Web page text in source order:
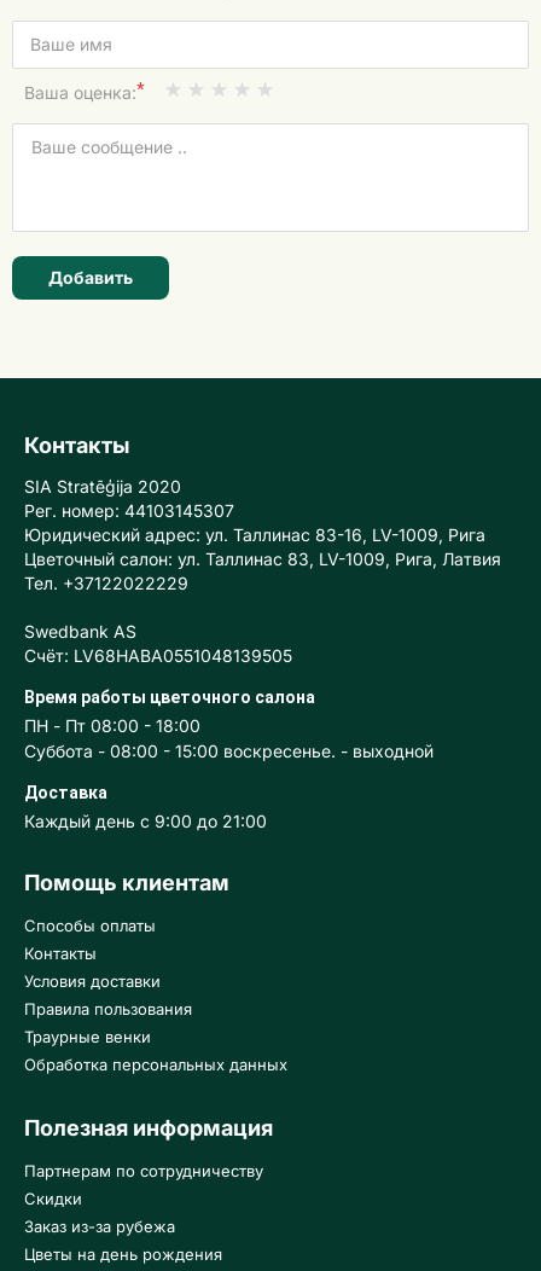
Ваша оценка:*
Добавить
Контакты
SIA Stratēģija 2020
Рег. номер: 44103145307
Юридический адрес: ул. Таллинас 83-16, LV-1009, Рига
Цветочный салон: ул. Таллинас 83, LV-1009, Рига, Латвия
Тел. +37122022229
Swedbank AS
Счёт: LV68HABA0551048139505
Время работы цветочного салона
ПН - Пт 08:00 - 18:00
Суббота - 08:00 - 15:00 воскресенье. - выходной
Доставка
Каждый день с 9:00 до 21:00
Помощь клиентам
Способы оплаты
Контакты
Условия доставки
Правила пользования
Траурные венки
Обработка персональных данных
Полезная информация
Партнерам по сотрудничеству
Скидки
Заказ из-за рубежа
Цветы на день рождения